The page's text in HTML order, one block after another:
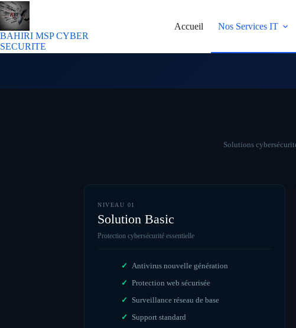
BAHIRI MSP CYBER
SECURITE
Accueil Nos Services IT
Solutions
NIVEAU 01
Solution Basic
Protection cybersécurité essentielle
Antivirus nouvelle génération
Protection web sécurisée
Surveillance réseau de base
Support standard